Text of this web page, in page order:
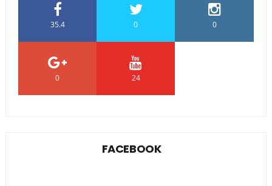
35.4 0 0
0 24
FACEBOOK